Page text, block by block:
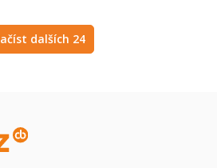
Načíst dalších 24